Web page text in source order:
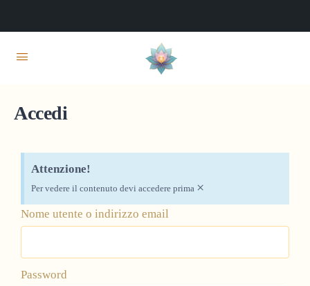
Accedi
Attenzione!
Per vedere il contenuto devi accedere prima ×
Nome utente o indirizzo email
Password